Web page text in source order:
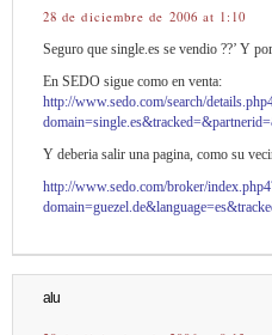
28 de diciembre de 2006 at 1:10
Seguro que single.es se vendio ??’ Y
En SEDO sigue como en venta:
http://www.sedo.com/search/
Y deberia salir una pagina, como su
http://www.sedo.com/broker/
alu